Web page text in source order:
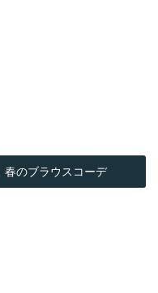
春のブラウスコーデ